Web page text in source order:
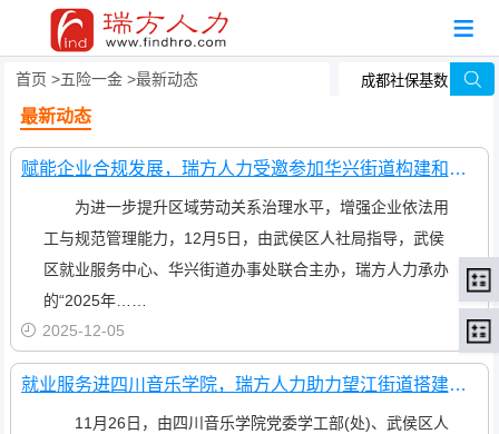
首页 五险一金 最新动态
最新动态
赋能企业合规发展，瑞方人力受邀参加华兴街道构建和谐劳动关系大讲堂活动
为进一步提升区域劳动关系治理水平，增强企业依法用
工与规范管理能力，12月5日，由武侯区人社局指导，武侯
区就业服务中心、华兴街道办事处联合主办，瑞方人力承办
的“2025年……
2025-12-05
就业服务进四川音乐学院，瑞方人力助力望江街道搭建就业“直通车”
11月26日，由四川音乐学院党委学工部(处)、武侯区人